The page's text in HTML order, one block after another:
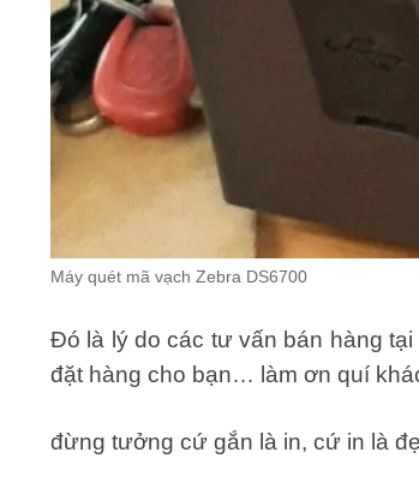
Máy quét mã vạch Zebra DS6700
Đó là lý do các tư vấn bán hàng
đặt hàng cho bạn… làm ơn quí
đừng tưởng cứ gắn là in, cứ in là